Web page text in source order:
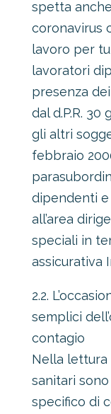
spetta
coronavirus
lavoro per
lavoratori
presenza
dal d.P.R. 30
gli altri
febbraio
dipendenti
all’area
speciali in
assicurativa
2.2.
semplici
contagio
Nella lettura
sanitari
specifico di